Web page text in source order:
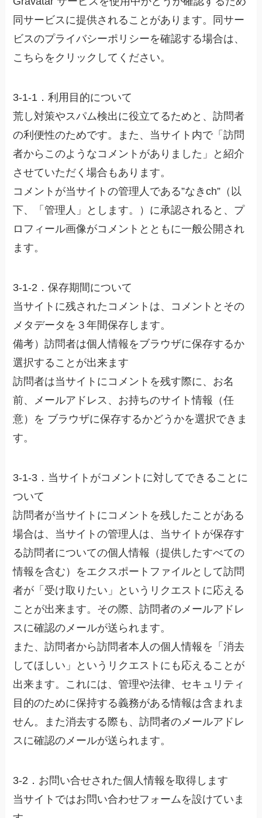
同サービスに提供されることがあります。同サー
ビスのプライバシーポリシーを確認する場合は、
こちらをクリックしてください。
3-1-1．利用目的について
荒し対策やスパム検出に役立てるためと、訪問者
の利便性のためです。また、当サイト内で「訪問
者からこのようなコメントがありました」と紹介
させていただく場合もあります。
コメントが当サイトの管理人である”なきch”（以
下、「管理人」とします。）に承認されると、プ
ロフィール画像がコメントとともに一般公開され
ます。
3-1-2．保存期間について
当サイトに残されたコメントは、コメントとその
メタデータを３年間保存します。
備考）訪問者は個人情報をブラウザに保存するか
選択することが出来ます
訪問者は当サイトにコメントを残す際に、お名
前、メールアドレス、お持ちのサイト情報（任
意）を ブラウザに保存するかどうかを選択できま
す。
3-1-3．当サイトがコメントに対してできることに
ついて
訪問者が当サイトにコメントを残したことがある
場合は、当サイトの管理人は、当サイトが保存す
る訪問者についての個人情報（提供したすべての
情報を含む）をエクスポートファイルとして訪問
者が「受け取りたい」というリクエストに応える
ことが出来ます。その際、訪問者のメールアドレ
スに確認のメールが送られます。
また、訪問者から訪問者本人の個人情報を「消去
してほしい」というリクエストにも応えることが
出来ます。これには、管理や法律、セキュリティ
目的のために保持する義務がある情報は含まれま
せん。また消去する際も、訪問者のメールアドレ
スに確認のメールが送られます。
3-2．お問い合せされた個人情報を取得します
当サイトではお問い合わせフォームを設けていま